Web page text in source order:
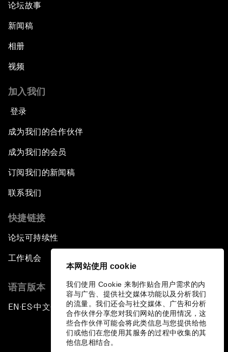
本网站使用 cookie
我们使用 Cookie 来制作贴合用户需求的内
容与广告、提供社交媒体功能以及分析我们
的流量。我们还会与社交媒体、广告和分析
合作伙伴分享您对我们网站的使用情况，这
些合作伙伴可能会将此类信息与您提供给他
们或他们在您使用其服务的过程中收集的其
他信息相结合。
论坛故事
新闻稿
相册
视频
加入我们
登录
成为我们的合作伙伴
成为我们的会员
订阅我们的新闻稿
联系我们
快捷链接
论坛可持续性
工作机会
语言版本
EN ▪ ES▪中文▪ 日本語